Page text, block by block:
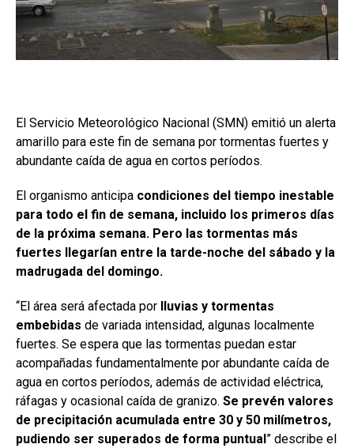
El Servicio Meteorológico Nacional (SMN) emitió un alerta
amarillo para este fin de semana por tormentas fuertes y
abundante caída de agua en cortos períodos.
El organismo anticipa condiciones del tiempo inestable
para todo el fin de semana, incluido los primeros días
de la próxima semana. Pero las tormentas más
fuertes llegarían entre la tarde-noche del sábado y la
madrugada del domingo.
“El área será afectada por
lluvias y tormentas
embebidas de variada intensidad, algunas localmente
fuertes. Se espera que las tormentas puedan estar
acompañadas fundamentalmente por abundante caída de
agua en cortos períodos, además de actividad eléctrica,
ráfagas y ocasional caída de granizo. Se prevén valores
de precipitación acumulada entre 30 y 50 milímetros,
pudiendo ser superados de forma puntual ” describe el